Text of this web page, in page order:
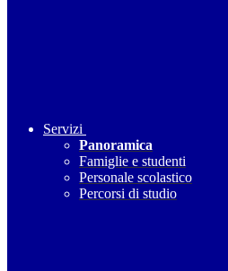
Servizi
Panoramica
Famiglie e studenti
Personale scolastico
Percorsi di studio